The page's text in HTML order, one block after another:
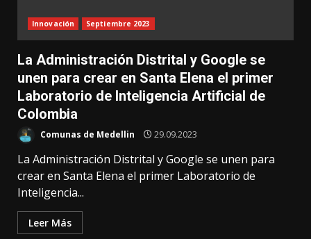
Innovación Septiembre 2023
La Administración Distrital y Google se
unen para crear en Santa Elena el primer
Laboratorio de Inteligencia Artificial de
Colombia
Comunas de Medellin 29.09.2023
La Administración Distrital y Google se unen para
crear en Santa Elena el primer Laboratorio de
Inteligencia...
Leer Más